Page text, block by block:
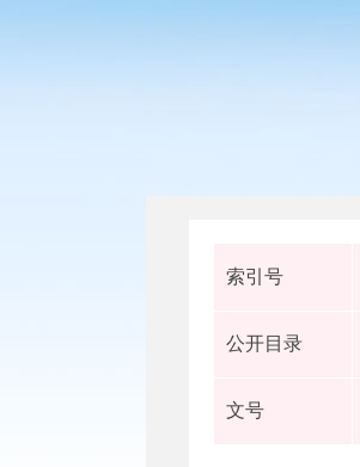
索引号
公开目录
文号